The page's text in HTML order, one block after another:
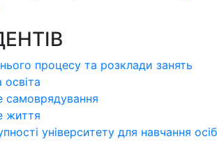
процесу та розклади занять
самоврядування
життя
університету для навчання осіб